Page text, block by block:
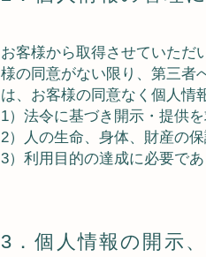
お客様から取得させていただ
様の同意がない限り、第三者
は、お客様の同意なく個人情
1）法令に基づき開示・提供
2）人の生命、身体、財産の
3）利用目的の達成に必要で
3．個人情報の開示